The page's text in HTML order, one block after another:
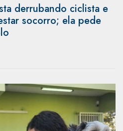
derrubando ciclista e
socorro; ela pede